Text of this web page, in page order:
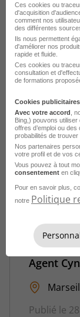
Agent
Publié le 28
Je
Agent
Publié le
Ces cookies ou
d'acquisition
comment nos
des différentes
Ils nous permettent
d'améliorer nos
rapide et fluide.
Ces cookies ou
consultation et
de formations
Cookies publicitaires
Avec votre accord ,
Bing,) pouvons
offres d’emploi ou
probabilités de trouver
Nos partenaires
votre profil et de vos
Vous pouvez à tout
consentement en
Pour en savoir plus,
notre Politique